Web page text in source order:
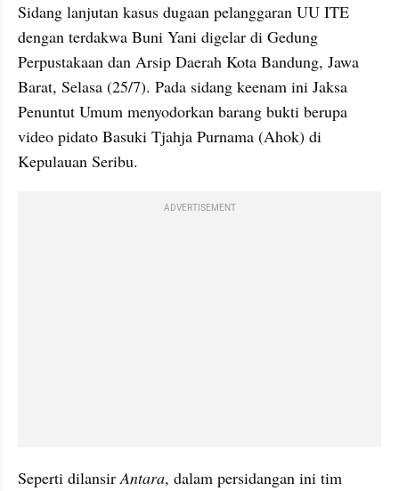
Sidang lanjutan kasus dugaan pelanggaran UU ITE
dengan terdakwa Buni Yani digelar di Gedung
Perpustakaan dan Arsip Daerah Kota Bandung, Jawa
Barat, Selasa (25/7). Pada sidang keenam ini Jaksa
Penuntut Umum menyodorkan barang bukti berupa
video pidato Basuki Tjahja Purnama (Ahok) di
Kepulauan Seribu.
ADVERTISEMENT
Seperti dilansir Antara, dalam persidangan ini tim